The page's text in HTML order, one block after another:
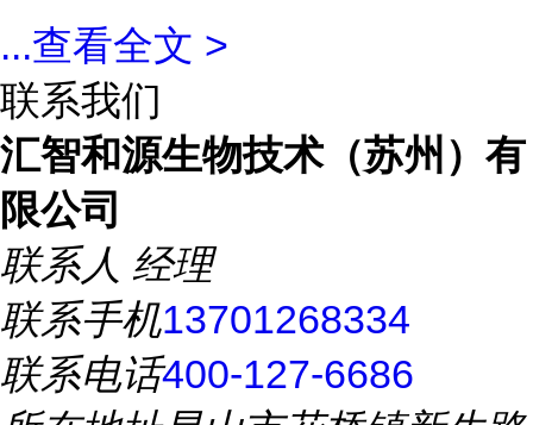
...查看全文 >
联系我们
汇智和源生物技术（苏州）有
限公司
联系人 经理
联系手机13701268334
联系电话400-127-6686